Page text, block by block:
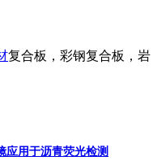
复合板，彩钢复合板，岩
应用于沥青荧光检测